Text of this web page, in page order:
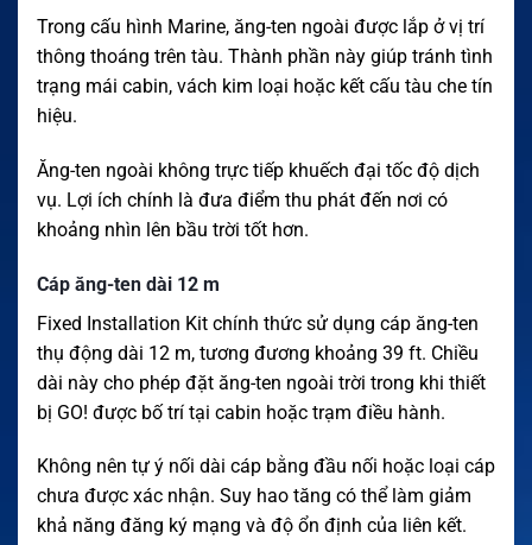
Trong cấu hình Marine, ăng-ten ngoài được lắp ở vị trí
thông thoáng trên tàu. Thành phần này giúp tránh tình
trạng mái cabin, vách kim loại hoặc kết cấu tàu che tín
hiệu.
Ăng-ten ngoài không trực tiếp khuếch đại tốc độ dịch
vụ. Lợi ích chính là đưa điểm thu phát đến nơi có
khoảng nhìn lên bầu trời tốt hơn.
Cáp ăng-ten dài 12 m
Fixed Installation Kit chính thức sử dụng cáp ăng-ten
thụ động dài 12 m, tương đương khoảng 39 ft. Chiều
dài này cho phép đặt ăng-ten ngoài trời trong khi thiết
bị GO! được bố trí tại cabin hoặc trạm điều hành.
Không nên tự ý nối dài cáp bằng đầu nối hoặc loại cáp
chưa được xác nhận. Suy hao tăng có thể làm giảm
khả năng đăng ký mạng và độ ổn định của liên kết.